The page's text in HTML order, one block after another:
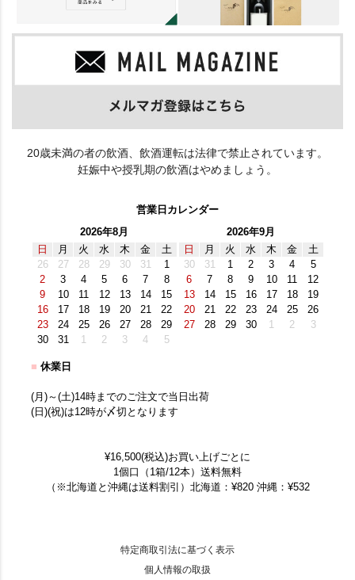
20歳未満の者の飲酒、飲酒運転は法律で禁止されています。
妊娠中や授乳期の飲酒はやめましょう。
営業日カレンダー
2026年8月
日
月 火 水 木 金
土
26
27 28 29 30 31
1
2
3 4 5 6 7
8
9
10 11 12 13 14
15
16
17 18 19 20 21
22
23
24 25 26 27 28
29
30
31 1 2 3 4 5
2026年9月
日
月 火 水 木 金
土
30
31 1 2 3 4
5
6
7 8 9 10 11
12
13
14 15 16 17 18
19
20
21 22 23 24 25
26
27
28 29 30 1 2 3
■ 休業日
(月)～(土)14時までのご注文で当日出荷
(日)(祝)は12時が〆切となります
¥16,500(税込)お買い上げごとに
1個口（1箱/12本）送料無料
（※北海道と沖縄は送料割引）北海道：¥820 沖縄：¥532
特定商取引法に基づく表示
個人情報の取扱